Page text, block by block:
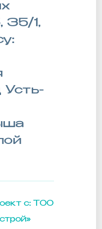
35/1,
Усть-
с: ТОО